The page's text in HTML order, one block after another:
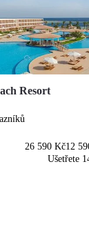
Resort
26 590 Kč12
Ušetřete